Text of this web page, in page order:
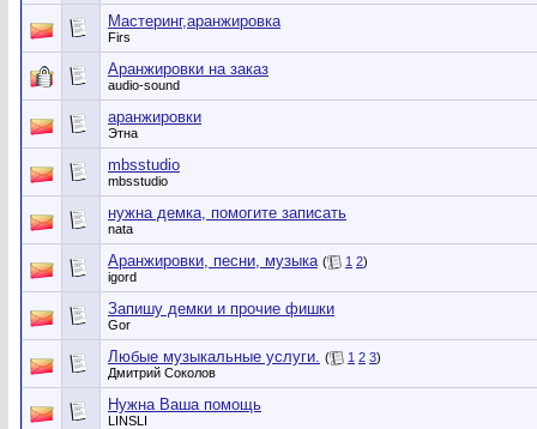
Мастеринг,аранжировка
Firs
Аранжировки на заказ
audio-sound
аранжировки
Этна
mbsstudio
mbsstudio
нужна демка, помогите записать
nata
Аранжировки, песни, музыка ( 1 2)
igord
Запишу демки и прочие фишки
Gor
Любые музыкальные услуги. ( 1 2 3)
Дмитрий Соколов
Нужна Ваша помощь
LINSLI